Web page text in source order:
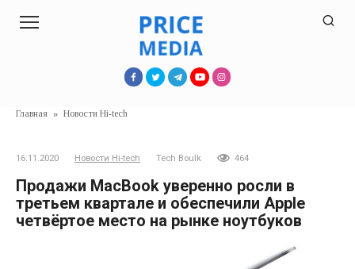
Главная » Новости Hi-tech
16.11.2020 Новости Hi-tech Tech Boulk 464
Продажи MacBook уверенно росли в
третьем квартале и обеспечили Apple
четвёртое место на рынке ноутбуков